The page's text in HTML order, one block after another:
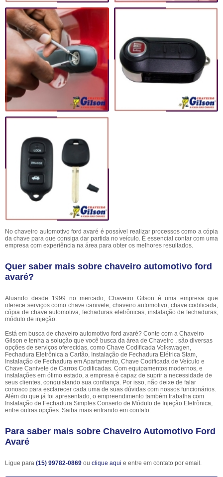
No chaveiro automotivo ford avaré é possível realizar processos como a cópia
da chave para que consiga dar partida no veículo. É essencial contar com uma
empresa com experiência na área para obter os melhores resultados.
Quer saber mais sobre chaveiro automotivo ford
avaré?
Atuando desde 1999 no mercado, Chaveiro Gilson é uma empresa que
oferece serviços como chave canivete, chaveiro automotivo, chave codificada,
cópia de chave automotiva, fechaduras eletrônicas, instalação de fechaduras,
módulo de injeção.
Está em busca de chaveiro automotivo ford avaré? Conte com a Chaveiro
Gilson e tenha a solução que você busca da área de Chaveiro , são diversas
opções de serviços oferecidas, como Chave Codificada Volkswagen,
Fechadura Eletrônica a Cartão, Instalação de Fechadura Elétrica Stam,
Instalação de Fechadura em Apartamento, Chave Codificada de Veículo e
Chave Canivete de Carros Codificadas. Com equipamentos modernos, e
instalações em ótimo estado, a empresa é capaz de suprir a necessidade de
seus clientes, conquistando sua confiança. Por isso, não deixe de falar
conosco para esclarecer cada uma de suas dúvidas com nossos funcionários.
Além do que já foi apresentado, o empreendimento também trabalha com
Instalação de Fechadura Simples Conserto de Módulo de Injeção Eletrônica,
entre outras opções. Saiba mais entrando em contato.
Para saber mais sobre Chaveiro Automotivo Ford
Avaré
Ligue para (15) 99782-0869 ou clique aqui e entre em contato por email.